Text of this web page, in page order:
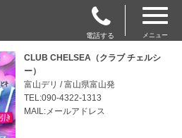
電話する メニュー
CLUB CHELSEA（クラブ チェルシ
ー）
富山デリ / 富山県富山発
TEL:090-4322-1313
MAIL:メールアドレス